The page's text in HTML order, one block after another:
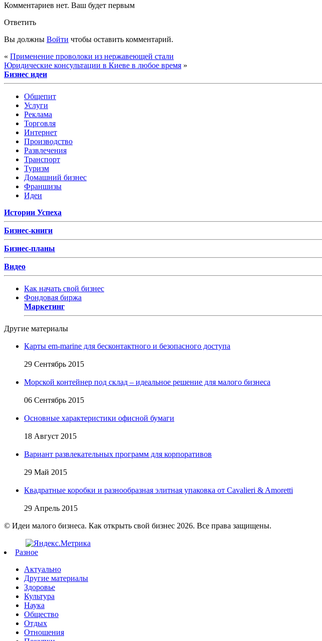
Комментариев нет. Ваш будет первым
Ответить
Вы должны Войти чтобы оставить комментарий.
« Применение проволоки из нержавеющей стали
Юридические консультации в Киеве в любое время »
Бизнес идеи
Общепит
Услуги
Реклама
Торговля
Интернет
Производство
Развлечения
Транспорт
Туризм
Домашний бизнес
Франшизы
Идеи
Истории Успеха
Бизнес-книги
Бизнес-планы
Видео
Как начать свой бизнес
Фондовая биржа
Маркетинг
Другие материалы
Карты em-marine для бесконтактного и безопасного доступа
29 Сентябрь 2015
Морской контейнер под склад – идеальное решение для малого бизнеса
06 Сентябрь 2015
Основные характеристики офисной бумаги
18 Август 2015
Вариант развлекательных программ для корпоративов
29 Май 2015
Квадратные коробки и разнообразная элитная упаковка от Cavalieri & Amoretti
29 Апрель 2015
© Идеи малого бизнеса. Как открыть свой бизнес 2026. Все права защищены.
Разное
Актуально
Другие материалы
Здоровье
Культура
Наука
Общество
Отдых
Отношения